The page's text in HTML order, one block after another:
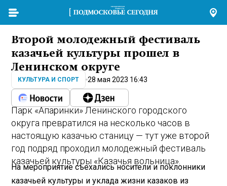
Второй молодежный фестиваль
казачьей культуры прошел в
Ленинском округе
КУЛЬТУРА И СПОРТ 28 мая 2023 16:43
Парк «Апаринки» Ленинского городского
округа превратился на несколько часов в
настоящую казачью станицу — тут уже второй
год подряд проходил молодежный фестиваль
казачьей культуры «Казачья вольница».
На мероприятие съехались носители и поклонники
казачьей культуры и уклада жизни казаков из